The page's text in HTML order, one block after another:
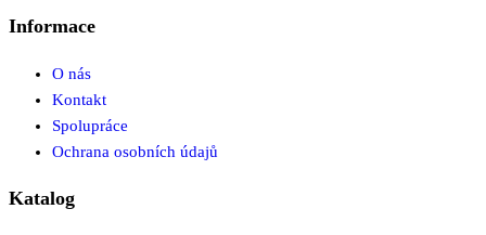
Informace
O nás
Kontakt
Spolupráce
Ochrana osobních údajů
Katalog